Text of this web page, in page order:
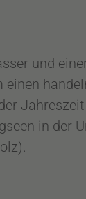
und
in der